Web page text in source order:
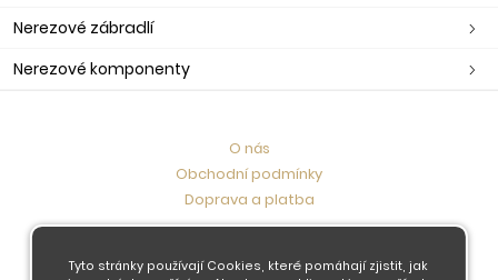
Nerezové zábradlí
Nerezové komponenty
O nás
Obchodní podmínky
Doprava a platba
Kontaktujte nás
Tyto stránky používají Cookies, které pomáhají zjistit, jak